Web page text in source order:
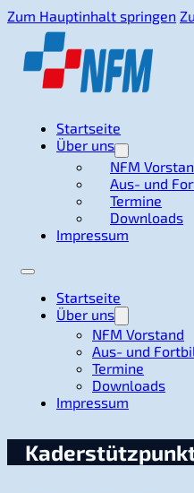
Zum Hauptinhalt springen
Startseite
Über uns
NFM
Aus- und
Termine
Downloads
Impressum
Startseite
Über uns
NFM Vorstand
Aus- und
Termine
Downloads
Impressum